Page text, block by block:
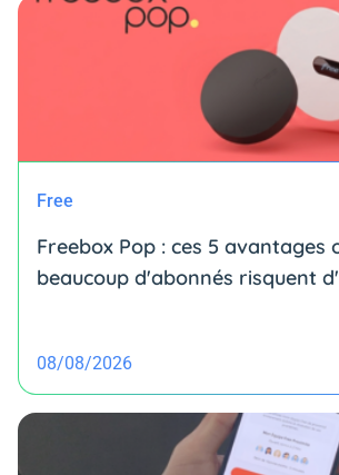
Free
Freebox Pop : ces 5 avantages
beaucoup d'abonnés risquent
08/08/2026